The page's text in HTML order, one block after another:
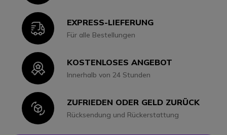
IconEXPRESS-LIEFERUNG
Für alle Bestellungen
IconKOSTENLOSES ANGEBOT
Innerhalb von 24 Stunden
IconZUFRIEDEN ODER GELD ZURÜCK
Rücksendung und Rückerstattung